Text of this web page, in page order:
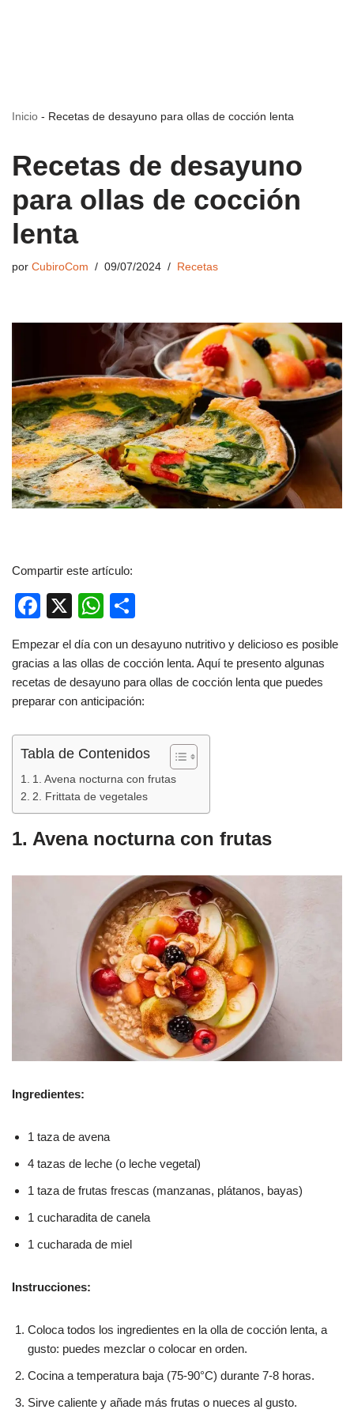
Inicio - Recetas de desayuno para ollas de cocción lenta
Recetas de desayuno
para ollas de cocción
lenta
por CubiroCom 09/07/2024 Recetas
Compartir este artículo:
F
c
e
b
o
o
k
X
W
at
s
A
p
p
m
p
ar
tir
Empezar el día con un desayuno nutritivo y delicioso es posible
gracias a las ollas de cocción lenta. Aquí te presento algunas
recetas de desayuno para ollas de cocción lenta que puedes
preparar con anticipación:
Tabla de Contenidos
1. Avena nocturna con frutas
2. Frittata de vegetales
1. Avena nocturna con frutas
Ingredientes:
1 taza de avena
4 tazas de leche (o leche vegetal)
1 taza de frutas frescas (manzanas, plátanos, bayas)
1 cucharadita de canela
1 cucharada de miel
Instrucciones:
Coloca todos los ingredientes en la olla de cocción lenta, a
gusto: puedes mezclar o colocar en orden.
Cocina a temperatura baja (75-90°C) durante 7-8 horas.
Sirve caliente y añade más frutas o nueces al gusto.